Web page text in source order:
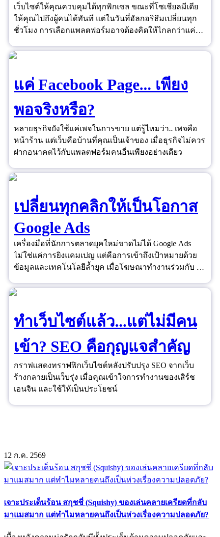
เว็บไซต์ให้คุณควบคุมได้ทุกพิกเซล ขณะที่โซเชียลมีเดีย
ให้คุณไปถึงผู้คนได้ทันที แต่ในวันที่อัลกอริธึมเปลี่ยนทุก
ชั่วโมง การเลือกแพลตฟอร์มอาจต้องคิดให้ไกลกว่าแค่
แค่ Facebook Page... เพียง
พอจริงหรือ?
หลายธุรกิจยังใช้แค่เพจในการขาย แต่รู้ไหมว่า.. เพจคือ
หน้าร้าน แต่เว็บคือบ้านที่คุณเป็นเจ้าของ เมื่อธุรกิจไม่ควร
ฝากอนาคตไว้กับแพลตฟอร์มคนอื่นเพียงอย่างเดียว
เปลี่ยนทุกคลิกให้เป็นโอกาส
Google Ads
เครื่องมือที่นักการตลาดยุคใหม่ขาดไม่ได้ Google Ads
ไม่ใช่แค่การยิงแคมเปญ แต่คือการเข้าถึงเป้าหมายด้วย
ข้อมูลและเทคโนโลยีล้ำยุค เมื่อโฆษณาทำงานร่วมกับ AI
ดวงอีกต่อไป
ทำเว็บไซต์แล้ว...แต่ไม่มีคน
เข้า? SEO คือกุญแจสำคัญ
กราฟแสดงทราฟฟิกเว็บไซต์หลังปรับปรุง SEO จากเว็บ
ร้างกลายเป็นเว็บรุ่ง เมื่อคุณเข้าใจการทำงานของเสิร์ช
เอนจิน และใช้ให้เป็นประโยชน์
12 ก.ค. 2569
เจาะประเด็นร้อน สกุชชี่ (Squishy) ของเล่นคลายเครียดที่กลับ
มาแมสมาก แต่ทำไมหลายคนถึงเป็นห่วงเรื่องความปลอดภัย?